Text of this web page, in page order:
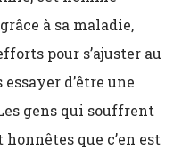
à sa maladie,
pour s’ajuster au
d’être une
gens qui souffrent
que c’en est